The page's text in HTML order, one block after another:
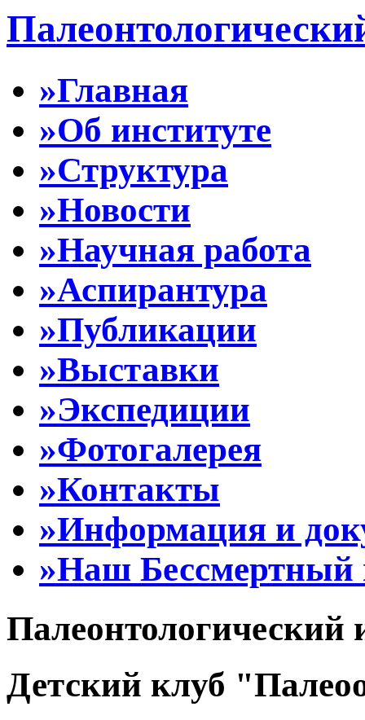
»Главная
»Об институте
»Структура
»Новости
»Научная работа
»Аспирантура
»Публикации
»Выставки
»Экспедиции
»Фотогалерея
»Контакты
»Информация и
»Наш Бессмертный
Палеонтологический
Детский клуб